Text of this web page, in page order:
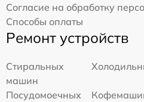
Согласие на обработку
Способы оплаты
Ремонт устройств
Стиральных
машин
Посудомоечных